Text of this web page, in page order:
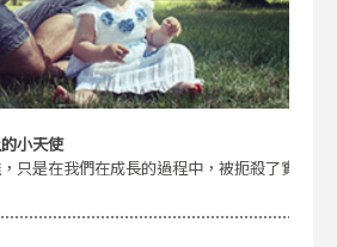
小天使
只是在我們在成長的過程中，被扼殺了實